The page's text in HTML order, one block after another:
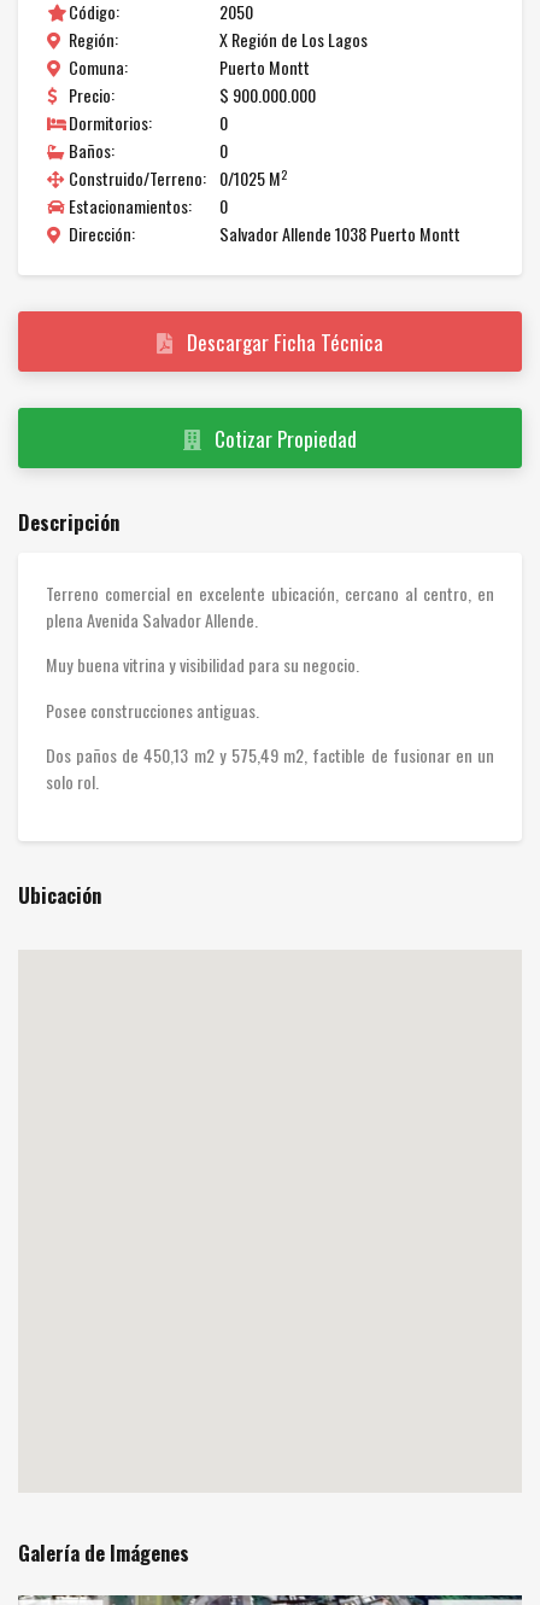
Código:
2050
Región:
X Región de Los Lagos
Comuna:
Puerto Montt
Precio:
$ 900.000.000
Dormitorios:
0
Baños:
0
Construido/Terreno: 0/1025 M2
Estacionamientos:
0
Dirección:
Salvador Allende 1038 Puerto Montt
Descargar Ficha Técnica
Cotizar Propiedad
Descripción
Terreno comercial en excelente ubicación, cercano al centro, en
plena Avenida Salvador Allende.
Muy buena vitrina y visibilidad para su negocio.
Posee construcciones antiguas.
Dos paños de 450,13 m2 y 575,49 m2, factible de fusionar en un
solo rol.
Ubicación
Galería de Imágenes